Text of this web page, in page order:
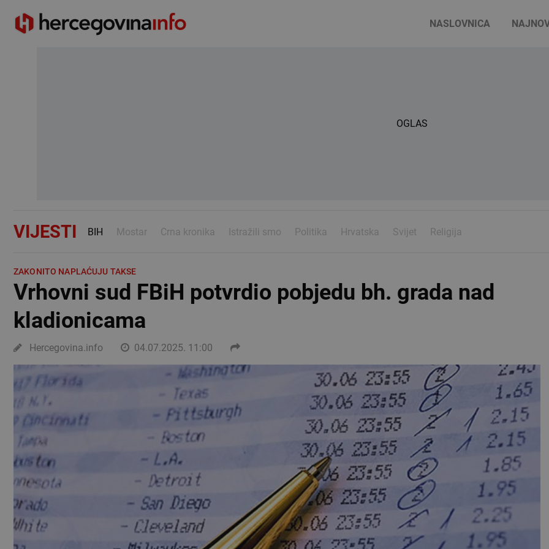
NASLOVNICA
OGLAS
VIJESTI BIH Mostar Crna kronika Istražili smo Politika Hrvatska Svijet Religija
ZAKONITO NAPLAĆUJU TAKSE
Vrhovni sud FBiH potvrdio pobjedu bh. grada nad
kladionicama
Hercegovina.info 04.07.2025. 11:00